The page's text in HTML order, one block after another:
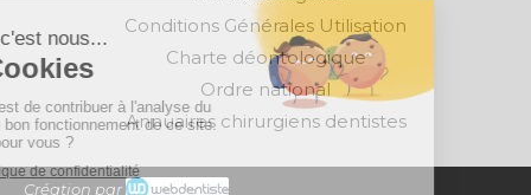
Conditions Générales Utilisation
Charte déontologique
Ordre national
Annuaires chirurgiens dentistes
Création par